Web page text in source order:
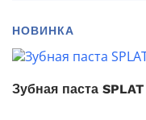
НОВИНКА
Зубная паста